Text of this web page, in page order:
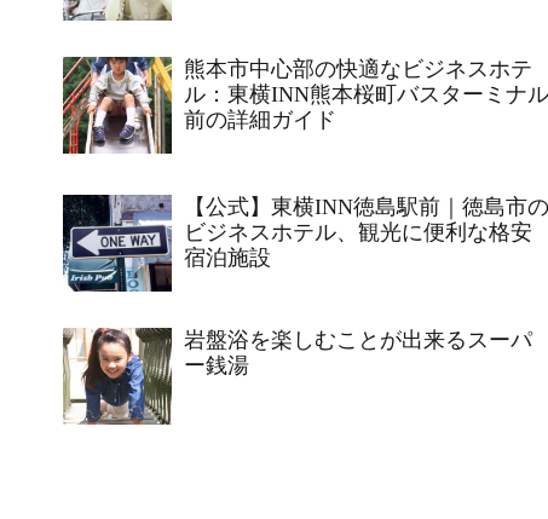
熊本市中心部の快適なビジネスホテ
ル：東横INN熊本桜町バスターミナル
前の詳細ガイド
【公式】東横INN徳島駅前｜徳島市の
ビジネスホテル、観光に便利な格安
宿泊施設
岩盤浴を楽しむことが出来るスーパ
ー銭湯